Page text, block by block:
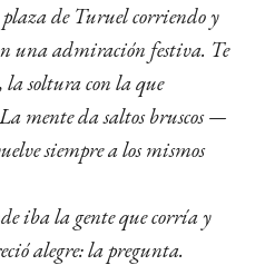
de Turuel corriendo y
una admiración festiva. Te
la soltura con la que
mente da saltos bruscos —
siempre a los mismos
iba la gente que corría y
alegre: la pregunta.